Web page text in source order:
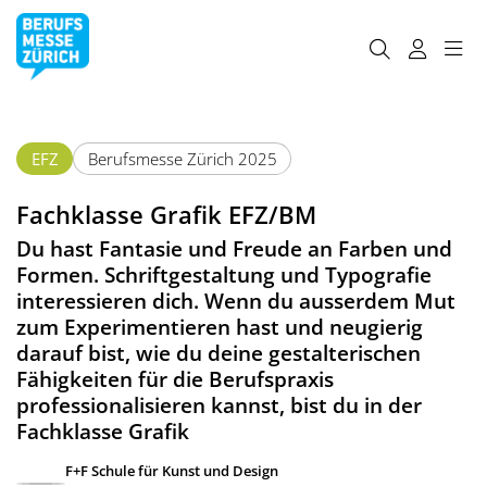
EFZ Berufsmesse Zürich 2025
Fachklasse Grafik EFZ/BM
Du hast Fantasie und Freude an Farben und
Formen. Schriftgestaltung und Typografie
interessieren dich. Wenn du ausserdem Mut
zum Experimentieren hast und neugierig
darauf bist, wie du deine gestalterischen
Fähigkeiten für die Berufspraxis
professionalisieren kannst, bist du in der
Fachklasse Grafik
F+F Schule für Kunst und Design